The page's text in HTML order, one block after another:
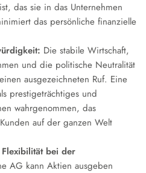
das sie in das Unternehmen
das persönliche finanzielle
Die stabile Wirtschaft,
und die politische Neutralität
ausgezeichneten Ruf. Eine
prestigeträchtiges und
wahrgenommen, das
auf der ganzen Welt
bei der
AG kann Aktien ausgeben